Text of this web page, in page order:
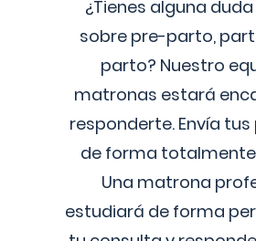
¿Tienes alguna
sobre pre-parto,
parto? Nuestro
matronas estará
responderte. Envía
de forma
Una matrona
estudiará de forma